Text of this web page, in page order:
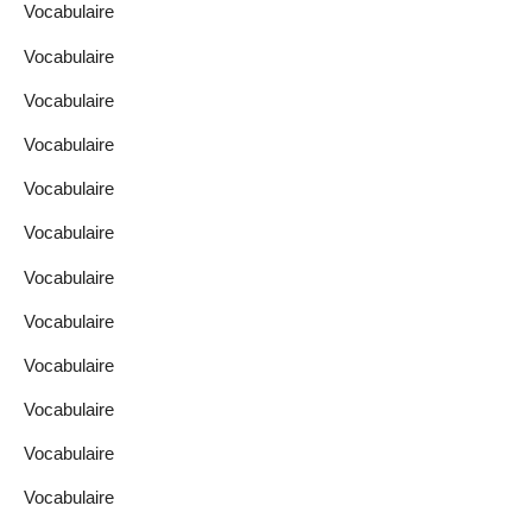
Vocabulaire
Vocabulaire
Vocabulaire
Vocabulaire
Vocabulaire
Vocabulaire
Vocabulaire
Vocabulaire
Vocabulaire
Vocabulaire
Vocabulaire
Vocabulaire